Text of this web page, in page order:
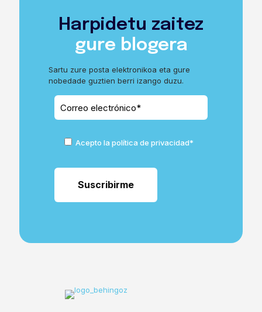
Harpidetu zaitez
gure blogera
Sartu zure posta elektronikoa eta gure
nobedade guztien berri izango duzu.
Acepto la política de privacidad*